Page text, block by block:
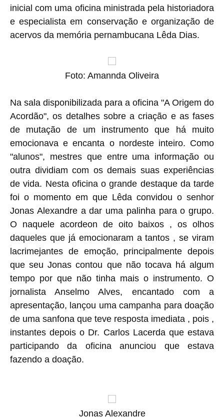
inicial com uma oficina ministrada pela historiadora
e especialista em conservação e organização de
acervos da memória pernambucana Lêda Dias.
Foto: Amannda Oliveira
Na sala disponibilizada para a oficina "A Origem do
Acordão", os detalhes sobre a criação e as fases
de mutação de um instrumento que há muito
emocionava e encanta o nordeste inteiro. Como
"alunos", mestres que entre uma informação ou
outra dividiam com os demais suas experiências
de vida. Nesta oficina o grande destaque da tarde
foi o momento em que Lêda convidou o senhor
Jonas Alexandre a dar uma palinha para o grupo.
O naquele acordeon de oito baixos , os olhos
daqueles que já emocionaram a tantos , se viram
lacrimejantes de emoção, principalmente depois
que seu Jonas contou que não tocava há algum
tempo por que não tinha mais o instrumento. O
jornalista Anselmo Alves, encantado com a
apresentação, lançou uma campanha para doação
de uma sanfona que teve resposta imediata , pois ,
instantes depois o Dr. Carlos Lacerda que estava
participando da oficina anunciou que estava
fazendo a doação.
Jonas Alexandre